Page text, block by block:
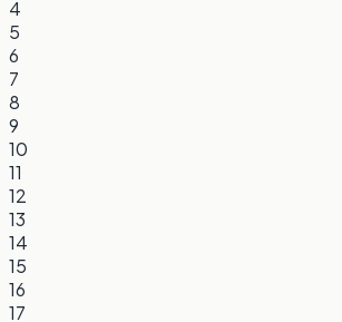
4
5
6
7
8
9
10
11
12
13
14
15
16
17